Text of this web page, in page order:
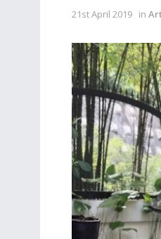
21st April 2019 in